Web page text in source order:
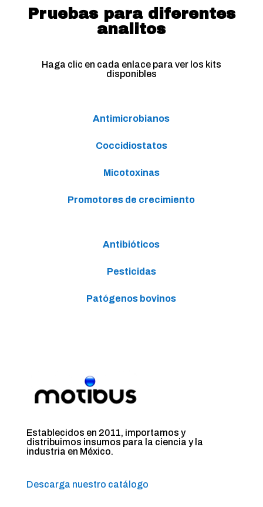
Pruebas para diferentes
analitos
Haga clic en cada enlace para ver los kits
disponibles
Antimicrobianos
Coccidiostatos
Micotoxinas
Promotores de crecimiento
Antibióticos
Pesticidas
Patógenos bovinos
Establecidos en 2011, importamos y
distribuimos insumos para la ciencia y la
industria en México.
Descarga nuestro catálogo